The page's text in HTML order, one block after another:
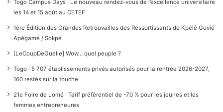
Togo Campus Days : Le nouveau rendez-vous de l’excellence universitaire
les 14 et 15 août au CETEF
1ère Édition des Grandes Retrouvailles des Ressortissants de Kpélé Govié
Apégamé / Sokpé
[LeCoupDeGuelle] Wow… quel peuple ?
Togo : 5 707 établissements privés autorisés pour la rentrée 2026-2027,
160 restés sur la touche
21e Foire de Lomé : Tarif préférentiel de -70 % pour les jeunes et les
femmes entrepreneures